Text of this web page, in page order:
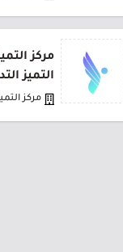
مركز
التميز
مركز